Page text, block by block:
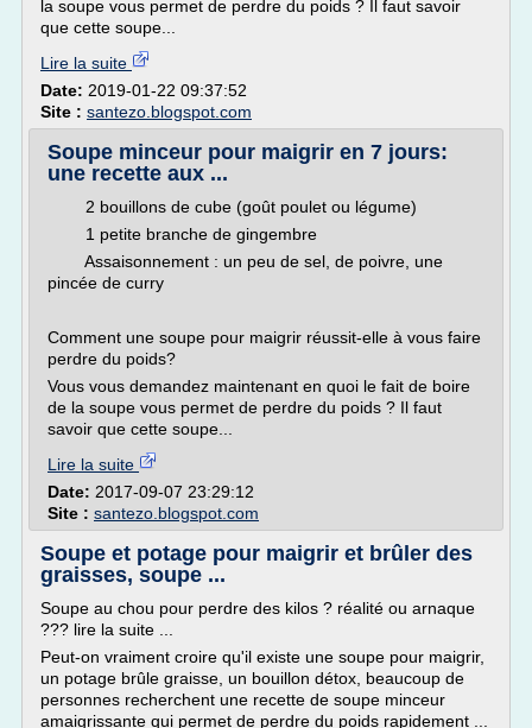
la soupe vous permet de perdre du poids ? Il faut savoir
que cette soupe...
Lire la suite
Date: 2019-01-22 09:37:52
Site : santezo.blogspot.com
Soupe minceur pour maigrir en 7 jours:
une recette aux ...
2 bouillons de cube (goût poulet ou légume)
1 petite branche de gingembre
Assaisonnement : un peu de sel, de poivre, une
pincée de curry
Comment une soupe pour maigrir réussit-elle à vous faire
perdre du poids?
Vous vous demandez maintenant en quoi le fait de boire
de la soupe vous permet de perdre du poids ? Il faut
savoir que cette soupe...
Lire la suite
Date: 2017-09-07 23:29:12
Site : santezo.blogspot.com
Soupe et potage pour maigrir et brûler des
graisses, soupe ...
Soupe au chou pour perdre des kilos ? réalité ou arnaque
??? lire la suite ...
Peut-on vraiment croire qu'il existe une soupe pour maigrir,
un potage brûle graisse, un bouillon détox, beaucoup de
personnes recherchent une recette de soupe minceur
amaigrissante qui permet de perdre du poids rapidement ...